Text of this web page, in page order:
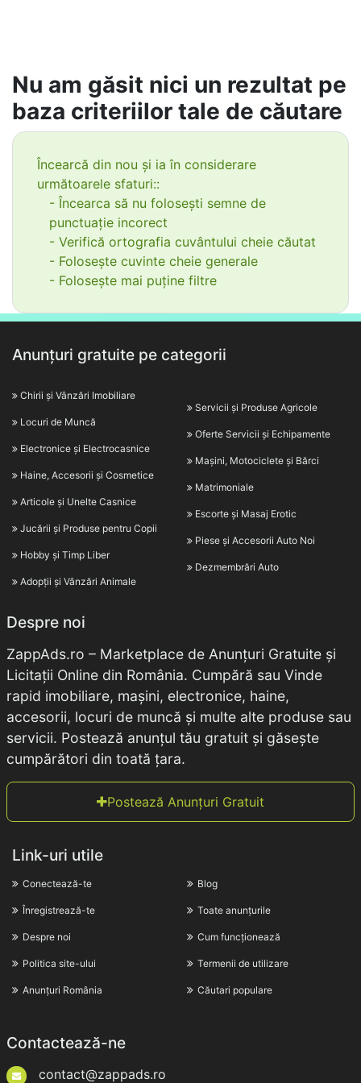
Nu am găsit nici un rezultat pe
baza criteriilor tale de căutare
Încearcă din nou și ia în considerare
următoarele sfaturi::
- Încearca să nu folosești semne de
punctuație incorect
- Verifică ortografia cuvântului cheie căutat
- Folosește cuvinte cheie generale
- Folosește mai puține filtre
Anunțuri gratuite pe categorii
Chirii și Vânzări Imobiliare
Locuri de Muncă
Electronice și Electrocasnice
Haine, Accesorii și Cosmetice
Articole și Unelte Casnice
Jucării și Produse pentru Copii
Hobby și Timp Liber
Adopții și Vânzări Animale
Servicii și Produse Agricole
Oferte Servicii și Echipamente
Mașini, Motociclete și Bărci
Matrimoniale
Escorte și Masaj Erotic
Piese și Accesorii Auto Noi
Dezmembrări Auto
Despre noi
ZappAds.ro – Marketplace de Anunțuri Gratuite și
Licitații Online din România. Cumpără sau Vinde
rapid imobiliare, mașini, electronice, haine,
accesorii, locuri de muncă și multe alte produse sau
servicii. Postează anunțul tău gratuit și găsește
cumpărători din toată țara.
Postează Anunțuri Gratuit
Link-uri utile
Conectează-te
Înregistrează-te
Despre noi
Politica site-ului
Anunțuri România
Blog
Toate anunțurile
Cum funcționează
Termenii de utilizare
Căutari populare
Contactează-ne
contact@zappads.ro